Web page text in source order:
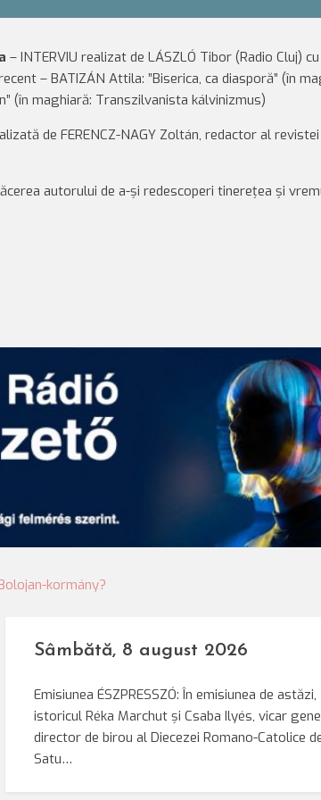
– INTERVIU realizat de LÁSZLÓ Tibor (Radio Cluj)
– BATIZÁN Attila: ”Biserica, ca diasporă” (în
(în maghiară: Transzilvanista kálvinizmus)
de FERENCZ-NAGY Zoltán, redactor al
autorului de a-și redescoperi tinerețea și
kormány?
Sâmbătă, 8 august 2026
Emisiunea ÉSZPRESSZÓ: În emisiunea de astăzi,
istoricul Réka Marchut și Csaba Ilyés, vicar
director de birou al Diecezei Romano-Catolice
Satu…